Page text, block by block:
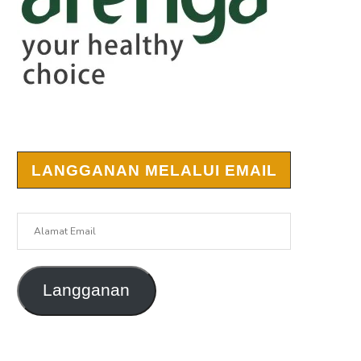
LANGGANAN MELALUI EMAIL
Langganan